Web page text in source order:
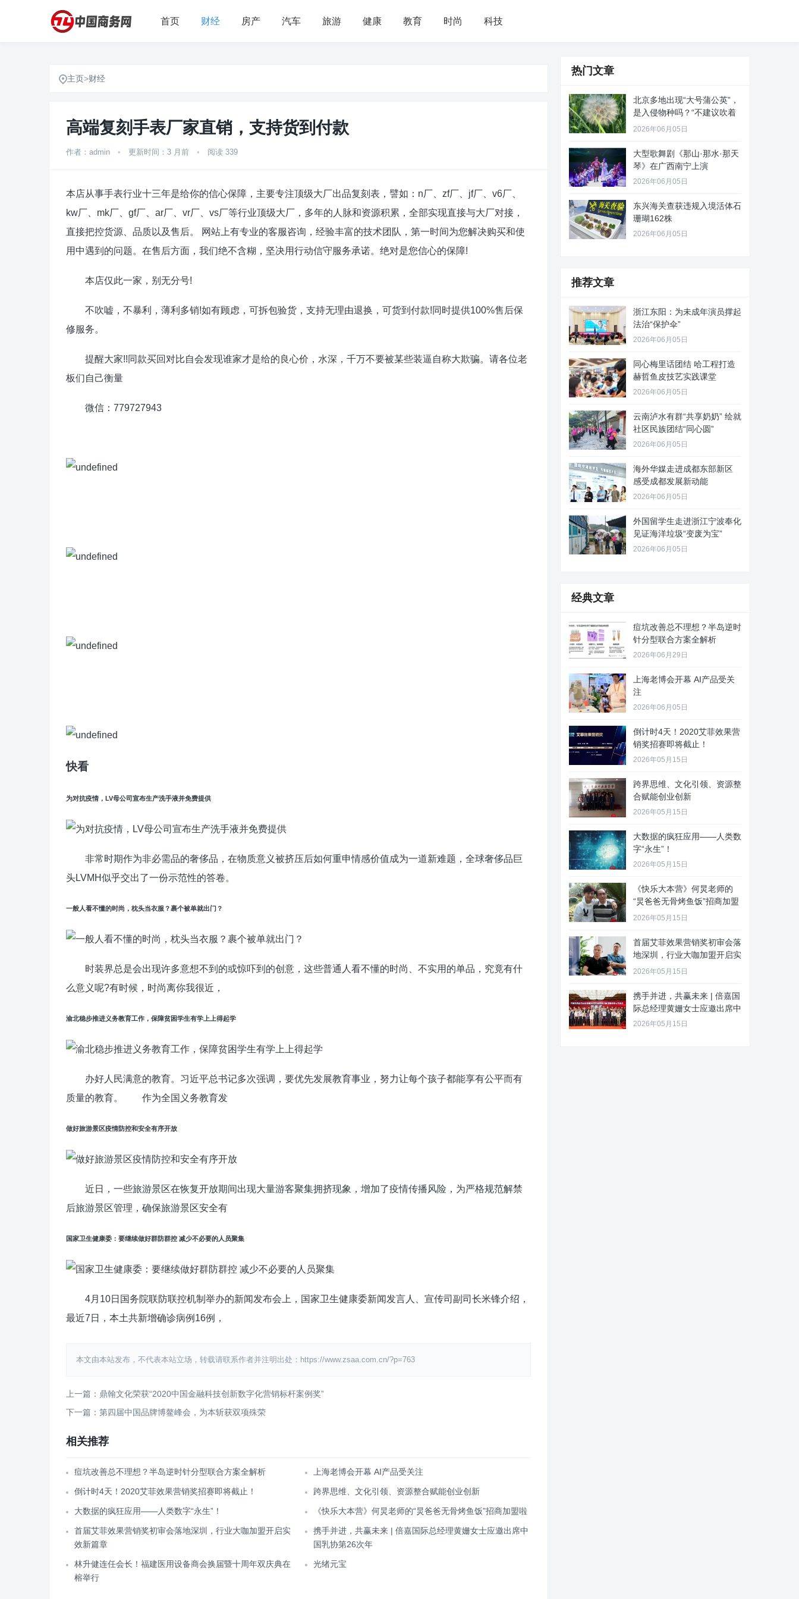
首页 财经 房产 汽车 旅游 健康 教育 时尚 科技
主页>财经
高端复刻手表厂家直销，支持货到付款
作者：admin • 更新时间：3 月前 • 阅读 339
本店从事手表行业十三年是给你的信心保障，主要专注顶级大厂出品复刻表，譬如：n厂、zf厂、jf厂、v6厂、
kw厂、mk厂、gf厂、ar厂、vr厂、vs厂等行业顶级大厂，多年的人脉和资源积累，全部实现直接与大厂对接，
直接把控货源、品质以及售后。 网站上有专业的客服咨询，经验丰富的技术团队，第一时间为您解决购买和使
用中遇到的问题。在售后方面，我们绝不含糊，坚决用行动信守服务承诺。绝对是您信心的保障!
本店仅此一家，别无分号!
不吹嘘，不暴利，薄利多销!如有顾虑，可拆包验货，支持无理由退换，可货到付款!同时提供100%售后保
修服务。
提醒大家!!同款买回对比自会发现谁家才是给的良心价，水深，千万不要被某些装逼自称大欺骗。请各位老
板们自己衡量
微信：779727943
快看
为对抗疫情，LV母公司宣布生产洗手液并免费提供
非常时期作为非必需品的奢侈品，在物质意义被挤压后如何重申情感价值成为一道新难题，全球奢侈品巨
头LVMH似乎交出了一份示范性的答卷。
一般人看不懂的时尚，枕头当衣服？裹个被单就出门？
时装界总是会出现许多意想不到的或惊吓到的创意，这些普通人看不懂的时尚、不实用的单品，究竟有什
么意义呢?有时候，时尚离你我很近，
渝北稳步推进义务教育工作，保障贫困学生有学上上得起学
办好人民满意的教育。习近平总书记多次强调，要优先发展教育事业，努力让每个孩子都能享有公平而有
质量的教育。 作为全国义务教育发
做好旅游景区疫情防控和安全有序开放
近日，一些旅游景区在恢复开放期间出现大量游客聚集拥挤现象，增加了疫情传播风险，为严格规范解禁
后旅游景区管理，确保旅游景区安全有
国家卫生健康委：要继续做好群防群控 减少不必要的人员聚集
4月10日国务院联防联控机制举办的新闻发布会上，国家卫生健康委新闻发言人、宣传司副司长米锋介绍，
最近7日，本土共新增确诊病例16例，
本文由本站发布，不代表本站立场，转载请联系作者并注明出处：https://www.zsaa.com.cn/?p=763
上一篇：鼎翰文化荣获“2020中国金融科技创新数字化营销标杆案例奖”
下一篇：第四届中国品牌博鳌峰会，为本斩获双项殊荣
相关推荐
痘坑改善总不理想？半岛逆时针分型联合方案全解析 上海老博会开幕 AI产品受关注
倒计时4天！2020艾菲效果营销奖招赛即将截止！ 跨界思维、文化引领、资源整合赋能创业创新
大数据的疯狂应用——人类数字“永生”！ 《快乐大本营》何炅老师的“炅爸爸无骨烤鱼饭”招商加盟啦
首届艾菲效果营销奖初审会落地深圳，行业大咖加盟开启实
效新篇章
携手并进，共赢未来 | 倍嘉国际总经理黄姗女士应邀出席中
国乳协第26次年
林升健连任会长！福建医用设备商会换届暨十周年双庆典在
榕举行
光绪元宝
热门文章
北京多地出现“大号蒲公英”，
是入侵物种吗？“不建议吹着
玩
2026年06月05日
大型歌舞剧《那山·那水·那天
琴》在广西南宁上演
2026年06月05日
东兴海关查获违规入境活体石
珊瑚162株
2026年06月05日
推荐文章
浙江东阳：为未成年演员撑起
法治“保护伞”
2026年06月05日
同心梅里话团结 哈工程打造
赫哲鱼皮技艺实践课堂
2026年06月05日
云南泸水有群“共享奶奶” 绘就
社区民族团结“同心圆”
2026年06月05日
海外华媒走进成都东部新区
感受成都发展新动能
2026年06月05日
外国留学生走进浙江宁波奉化
见证海洋垃圾“变废为宝”
2026年06月05日
经典文章
痘坑改善总不理想？半岛逆时
针分型联合方案全解析
2026年06月29日
上海老博会开幕 AI产品受关
注
2026年06月05日
倒计时4天！2020艾菲效果营
销奖招赛即将截止！
2026年05月15日
跨界思维、文化引领、资源整
合赋能创业创新
2026年05月15日
大数据的疯狂应用——人类数
字“永生”！
2026年05月15日
《快乐大本营》何炅老师的
“炅爸爸无骨烤鱼饭”招商加盟
啦
2026年05月15日
首届艾菲效果营销奖初审会落
地深圳，行业大咖加盟开启实
效新
2026年05月15日
携手并进，共赢未来 | 倍嘉国
际总经理黄姗女士应邀出席中
2026年05月15日